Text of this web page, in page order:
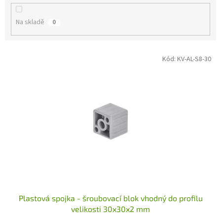
Na skladě 0
Plastová spojka - šroubovací blok vhodný do profilu
velikosti 30x30x2 mm
Kód: KV-AL-S8-30